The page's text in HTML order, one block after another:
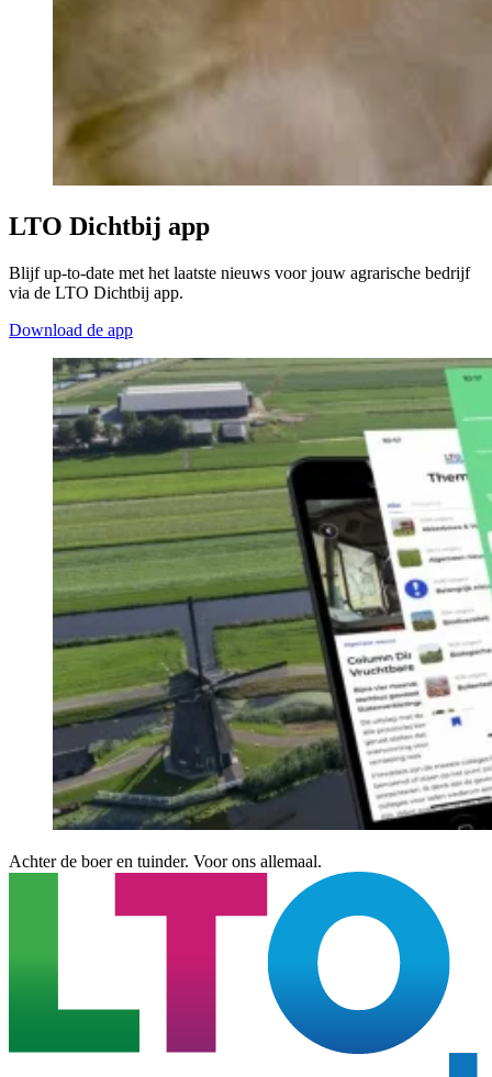
LTO Dichtbij app
Blijf up-to-date met het laatste nieuws voor jouw agrarische bedrijf
via de LTO Dichtbij app.
Download de app
Achter de boer en tuinder. Voor ons allemaal.